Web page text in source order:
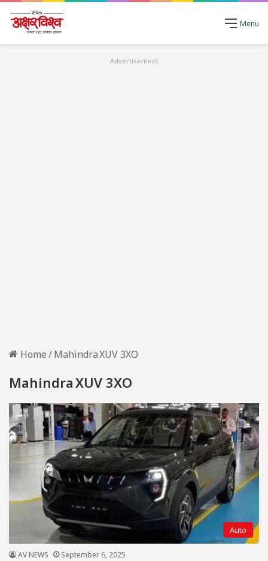
Menu
Advertisement
Home/Mahindra XUV 3XO
Mahindra XUV 3XO
Auto
AV NEWS September 6, 2025